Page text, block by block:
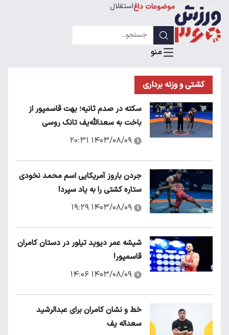
موضوعات داغاستقلال
کشتی و وزنه برداری
سکته در صدم ثانیه؛ بهت قاسمپور از
باخت به سعدالله‌یف تانک روسی
۱۴۰۳/۰۸/۰۹ ۲۰:۳۱
جردن باروز آمریکایی اسم محمد نخودی
ستاره کشتی را به یاد سپرد!
۱۴۰۳/۰۸/۰۹ ۱۹:۲۹
شیشه عمر دیوید تیلور در دستان کامران
قاسمپور!
۱۴۰۳/۰۸/۰۹ ۱۴:۰۶
خط و نشان کامران برای عبدالرشید
سعداله یف